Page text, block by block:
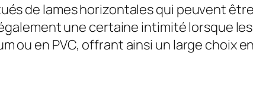
de lames horizontales qui peuvent
une certaine intimité lorsque
ou en PVC, offrant ainsi un large choix